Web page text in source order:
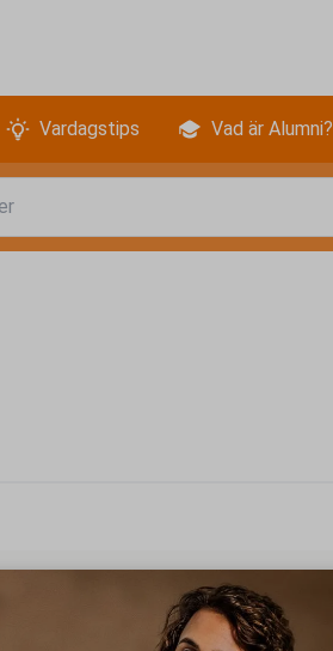
Vardagstips Vad är Alumni?